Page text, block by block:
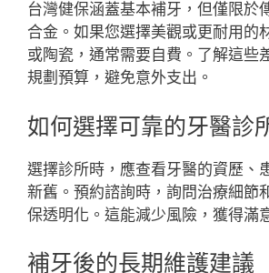
台灣健保涵蓋基本補牙，但僅限於
合金。如果您選擇美觀或更耐用的
或陶瓷，通常需要自費。了解這些
規劃預算，避免意外支出。
如何選擇可靠的牙醫診
選擇診所時，應查看牙醫的資歷、
新舊。預約諮詢時，詢問治療細節
保透明化。這能減少風險，獲得滿
補牙後的長期維護建議